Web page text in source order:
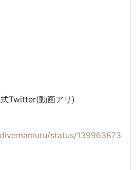
式Twitter(動画アリ)
status/139963873